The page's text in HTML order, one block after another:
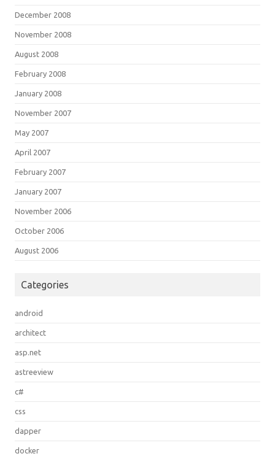
December 2008
November 2008
August 2008
February 2008
January 2008
November 2007
May 2007
April 2007
February 2007
January 2007
November 2006
October 2006
August 2006
Categories
android
architect
asp.net
astreeview
c#
css
dapper
docker